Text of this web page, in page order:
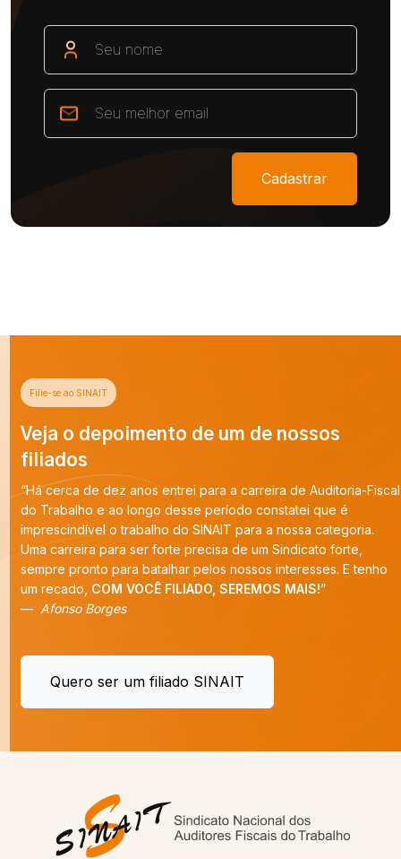
Cadastrar
Filie-se ao SINAIT
Veja o depoimento de um de nossos
filiados
“Há cerca de dez anos entrei para a carreira de Auditoria-Fiscal
do Trabalho e ao longo desse período constatei que é
imprescindível o trabalho do SINAIT para a nossa categoria.
Uma carreira para ser forte precisa de um Sindicato forte,
sempre pronto para batalhar pelos nossos interesses. E tenho
um recado,COM VOCÊ FILIADO, SEREMOS MAIS!”
Afonso Borges
Quero ser um filiado SINAIT